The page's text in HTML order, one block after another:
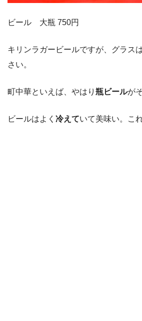
ビール 大瓶 750円
キリンラガービールですが、グラス
さい。
町中華といえば、やはり 瓶ビールが
ビールはよく 冷えていて美味い。こ